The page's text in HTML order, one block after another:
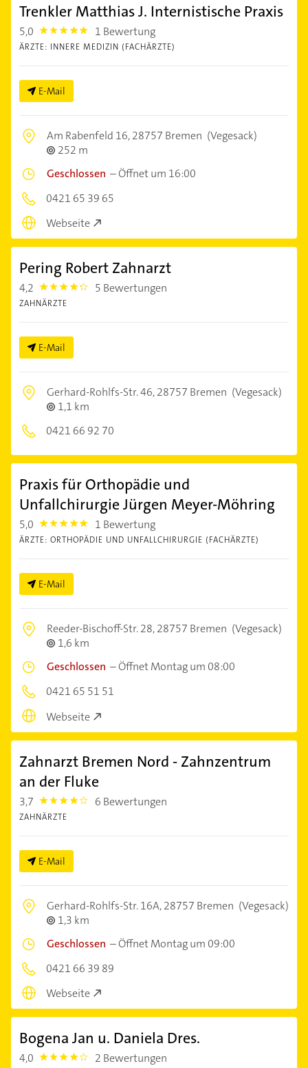
Trenkler Matthias J. Internistische Praxis
5,0 5.0 1 Bewertung
ÄRZTE: INNERE MEDIZIN (FACHÄRZTE)
E-Mail
Am Rabenfeld 16,28757 Bremen (Vegesack)
252 m
Geschlossen –Öffnet um 16:00
0421 65 39 65
Webseite
Pering Robert Zahnarzt
4,2 4.2000003 5 Bewertungen
ZAHNÄRZTE
E-Mail
Gerhard-Rohlfs-Str. 46,28757 Bremen (Vegesack)
1,1 km
0421 66 92 70
Praxis für Orthopädie und
Unfallchirurgie Jürgen Meyer-Möhring
5,0 5.0 1 Bewertung
ÄRZTE: ORTHOPÄDIE UND UNFALLCHIRURGIE (FACHÄRZTE)
E-Mail
Reeder-Bischoff-Str. 28,28757 Bremen (Vegesack)
1,6 km
Geschlossen –Öffnet Montag um 08:00
0421 65 51 51
Webseite
Zahnarzt Bremen Nord - Zahnzentrum
an der Fluke
3,7 3.7 6 Bewertungen
ZAHNÄRZTE
E-Mail
Gerhard-Rohlfs-Str. 16A,28757 Bremen (Vegesack)
1,3 km
Geschlossen –Öffnet Montag um 09:00
0421 66 39 89
Webseite
Bogena Jan u. Daniela Dres.
4,0 4.0 2 Bewertungen